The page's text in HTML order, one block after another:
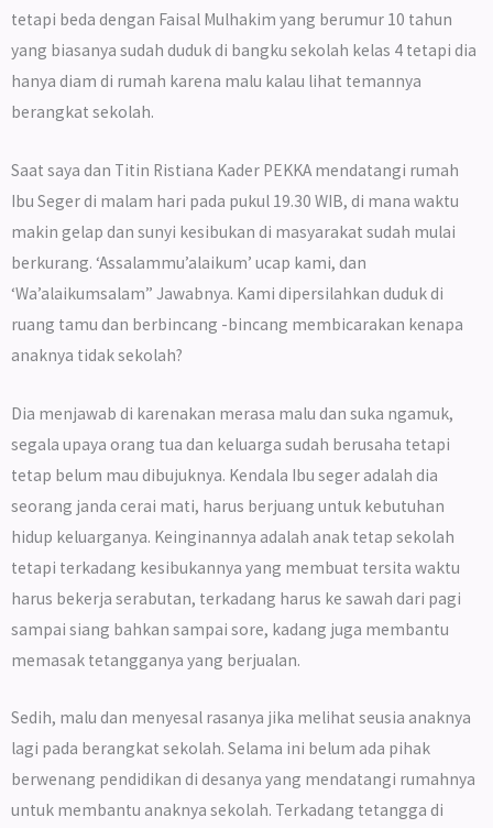
tetapi beda dengan Faisal Mulhakim yang berumur 10 tahun
yang biasanya sudah duduk di bangku sekolah kelas 4 tetapi dia
hanya diam di rumah karena malu kalau lihat temannya
berangkat sekolah.
Saat saya dan Titin Ristiana Kader PEKKA mendatangi rumah
Ibu Seger di malam hari pada pukul 19.30 WIB, di mana waktu
makin gelap dan sunyi kesibukan di masyarakat sudah mulai
berkurang. ‘Assalammu’alaikum’ ucap kami, dan
‘Wa’alaikumsalam” Jawabnya. Kami dipersilahkan duduk di
ruang tamu dan berbincang -bincang membicarakan kenapa
anaknya tidak sekolah?
Dia menjawab di karenakan merasa malu dan suka ngamuk,
segala upaya orang tua dan keluarga sudah berusaha tetapi
tetap belum mau dibujuknya. Kendala Ibu seger adalah dia
seorang janda cerai mati, harus berjuang untuk kebutuhan
hidup keluarganya. Keinginannya adalah anak tetap sekolah
tetapi terkadang kesibukannya yang membuat tersita waktu
harus bekerja serabutan, terkadang harus ke sawah dari pagi
sampai siang bahkan sampai sore, kadang juga membantu
memasak tetangganya yang berjualan.
Sedih, malu dan menyesal rasanya jika melihat seusia anaknya
lagi pada berangkat sekolah. Selama ini belum ada pihak
berwenang pendidikan di desanya yang mendatangi rumahnya
untuk membantu anaknya sekolah. Terkadang tetangga di